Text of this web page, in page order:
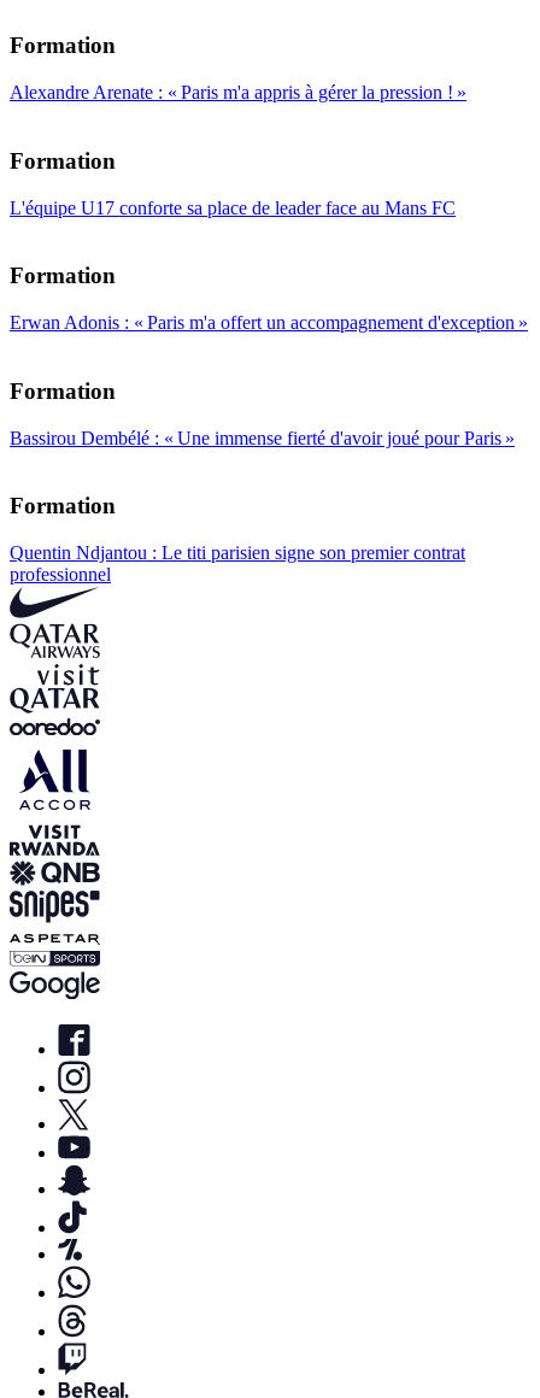
Formation
Alexandre Arenate : « Paris m'a appris à gérer la pression ! »
Formation
L'équipe U17 conforte sa place de leader face au Mans FC
Formation
Erwan Adonis : « Paris m'a offert un accompagnement d'exception »
Formation
Bassirou Dembélé : « Une immense fierté d'avoir joué pour Paris »
Formation
Quentin Ndjantou : Le titi parisien signe son premier contrat
professionnel